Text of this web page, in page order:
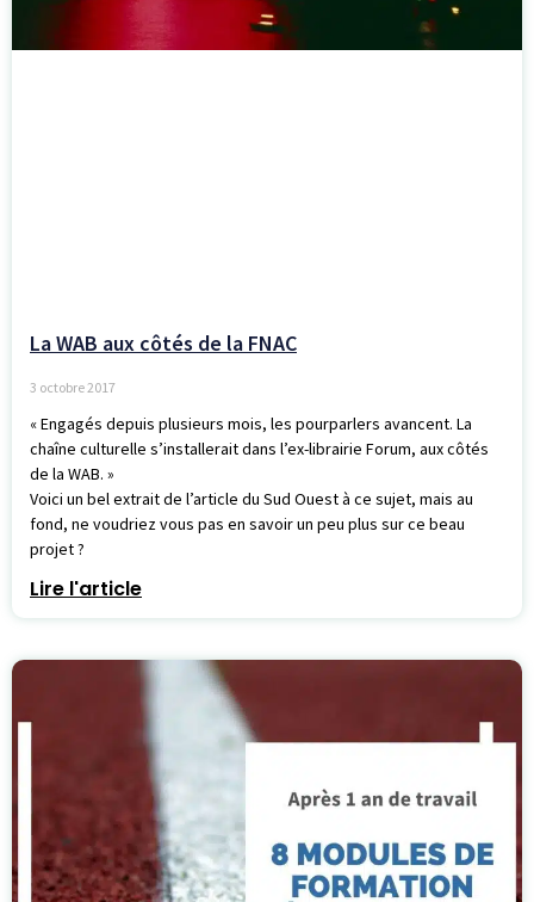
La WAB aux côtés de la FNAC
3 octobre 2017
« Engagés depuis plusieurs mois, les pourparlers avancent. La
chaîne culturelle s’installerait dans l’ex-librairie Forum, aux côtés
de la WAB. »
Voici un bel extrait de l’article du Sud Ouest à ce sujet, mais au
fond, ne voudriez vous pas en savoir un peu plus sur ce beau
projet ?
Lire l'article